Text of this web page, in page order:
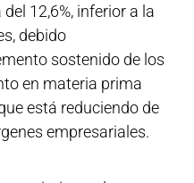
12,6%, inferior a la
debido
sostenido de los
en materia prima
está reduciendo de
empresariales.